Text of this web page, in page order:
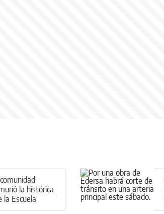
la histórica
la Escuela